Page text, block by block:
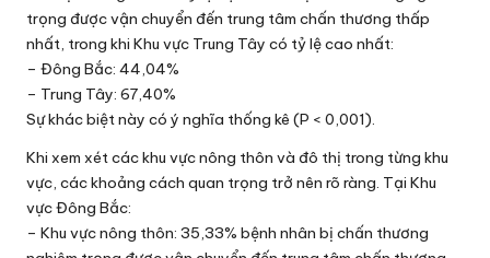
trọng được vận chuyển đến trung tâm chấn thương thấp
nhất, trong khi Khu vực Trung Tây có tỷ lệ cao nhất:
– Đông Bắc: 44,04%
– Trung Tây: 67,40%
Sự khác biệt này có ý nghĩa thống kê (P < 0,001).
Khi xem xét các khu vực nông thôn và đô thị trong từng khu
vực, các khoảng cách quan trọng trở nên rõ ràng. Tại Khu
vực Đông Bắc:
– Khu vực nông thôn: 35,33% bệnh nhân bị chấn thương